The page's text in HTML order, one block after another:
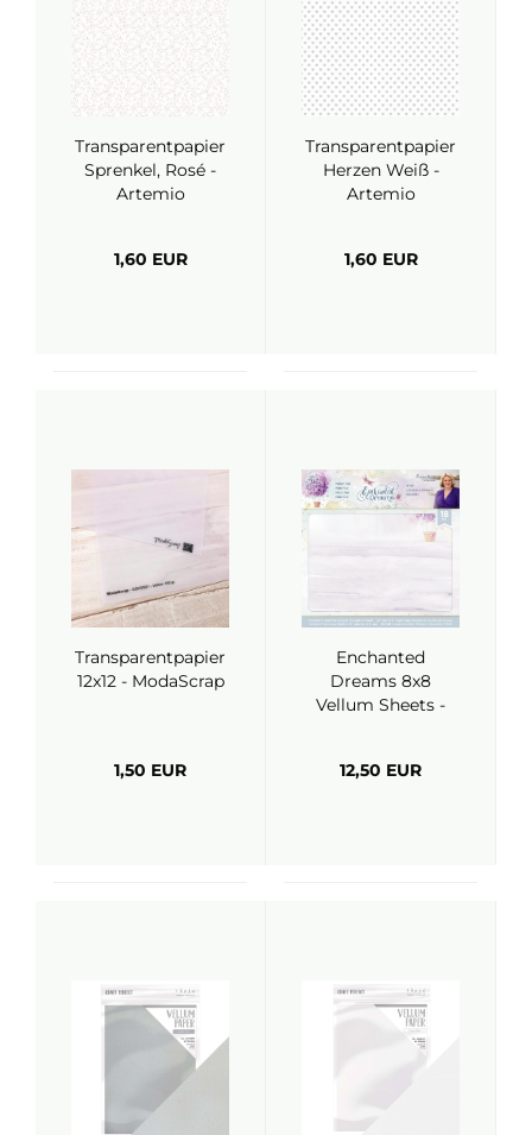
Transparentpapier
Sprenkel, Rosé -
Artemio
1,60 EUR
Transparentpapier
Herzen Weiß -
Artemio
1,60 EUR
Transparentpapier
12x12 - ModaScrap
1,50 EUR
Enchanted
Dreams 8x8
Vellum Sheets -
12,50 EUR